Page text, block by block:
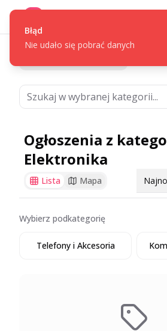
Ogłoszenia z
Elektronika
Lista Mapa
Wybierz podkategorię
Telefony i Akcesoria
Błąd
Nie udało się pobrać danych